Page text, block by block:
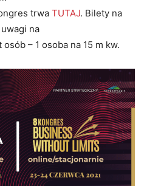
trwa TUTAJ. Bilety na
uwagi na
– 1 osoba na 15 m kw.